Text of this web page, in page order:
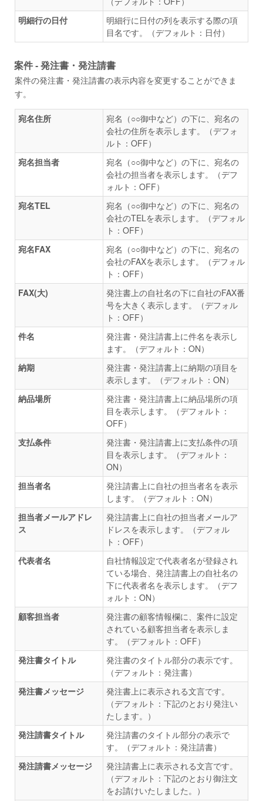
明細行の日付
明細行に日付の列を表示する際の項
目名です。（デフォルト：日付）
案件 - 発注書・発注請書
案件の発注書・発注請書の表示内容を変更することができま
す。
宛名住所
宛名（○○御中など）の下に、宛名の
会社の住所を表示します。（デフォ
ルト：OFF）
宛名担当者
宛名（○○御中など）の下に、宛名の
会社の担当者を表示します。（デフ
ォルト：OFF）
宛名TEL
宛名（○○御中など）の下に、宛名の
会社のTELを表示します。（デフォル
ト：OFF）
宛名FAX
宛名（○○御中など）の下に、宛名の
会社のFAXを表示します。（デフォル
ト：OFF）
FAX(大)
発注書上の自社名の下に自社のFAX番
号を大きく表示します。（デフォル
ト：OFF）
件名
発注書・発注請書上に件名を表示し
ます。（デフォルト：ON）
納期
発注書・発注請書上に納期の項目を
表示します。（デフォルト：ON）
納品場所
発注書・発注請書上に納品場所の項
目を表示します。（デフォルト：
OFF）
支払条件
発注書・発注請書上に支払条件の項
目を表示します。（デフォルト：
ON）
担当者名
発注請書上に自社の担当者名を表示
します。（デフォルト：ON）
担当者メールアドレ
ス
発注請書上に自社の担当者メールア
ドレスを表示します。（デフォル
ト：OFF）
代表者名
自社情報設定で代表者名が登録され
ている場合、発注請書上の自社名の
下に代表者名を表示します。（デフ
ォルト：ON）
顧客担当者
発注書の顧客情報欄に、案件に設定
されている顧客担当者を表示しま
す。（デフォルト：OFF）
発注書タイトル
発注書のタイトル部分の表示です。
（デフォルト：発注書）
発注書メッセージ
発注書上に表示される文言です。
（デフォルト：下記のとおり発注い
たします。）
発注請書タイトル
発注請書のタイトル部分の表示で
す。（デフォルト：発注請書）
発注請書メッセージ
発注請書上に表示される文言です。
（デフォルト：下記のとおり御注文
をお請けいたしました。）